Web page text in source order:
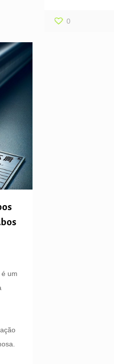
0
um